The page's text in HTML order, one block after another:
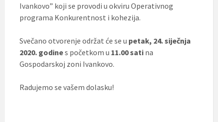
Ivankovo” koji se provodi u okviru Operativnog
programa Konkurentnost i kohezija.
Svečano otvorenje održat će se u petak, 24. siječnja
2020. godines početkom u 11.00 sati na
Gospodarskoj zoni Ivankovo.
Radujemo se vašem dolasku!